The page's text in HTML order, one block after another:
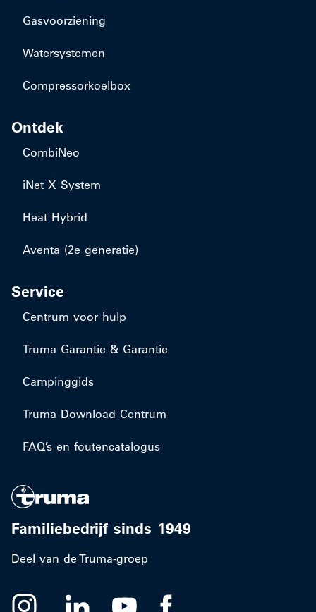
Gasvoorziening
Watersystemen
Compressorkoelbox
Ontdek
CombiNeo
iNet X System
Heat Hybrid
Aventa (2e generatie)
Service
Centrum voor hulp
Truma Garantie & Garantie
Campinggids
Truma Download Centrum
FAQ’s en foutencatalogus
Familiebedrijf sinds 1949
Deel van de Truma-groep